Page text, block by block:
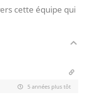
cette équipe qui
5 années plus tôt